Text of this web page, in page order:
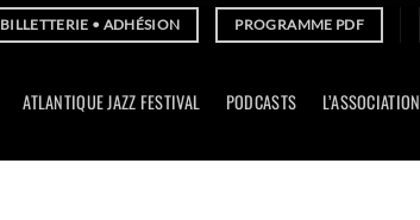
BILLETTERIE • ADHÉSION PROGRAMME PDF
ATLANTIQUE JAZZ FESTIVAL PODCASTS L’ASSOCIATION